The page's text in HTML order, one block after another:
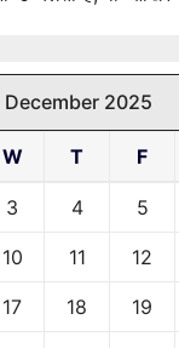
December 2025
W T F
3 4 5
10 11 12
17 18 19